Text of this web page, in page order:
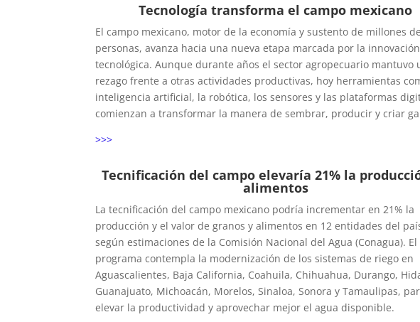
Tecnología transforma el campo mexicano
El campo mexicano, motor de la economía y sustento de millones de
personas, avanza hacia una nueva etapa marcada por la innovación
tecnológica. Aunque durante años el sector agropecuario mantuvo
rezago frente a otras actividades productivas, hoy herramientas
inteligencia artificial, la robótica, los sensores y las plataformas
comienzan a transformar la manera de sembrar, producir y criar
>>>
Tecnificación del campo elevaría 21% la
alimentos
La tecnificación del campo mexicano podría incrementar en 21% la
producción y el valor de granos y alimentos en 12 entidades del
según estimaciones de la Comisión Nacional del Agua (Conagua). El
programa contempla la modernización de los sistemas de riego en
Aguascalientes, Baja California, Coahuila, Chihuahua, Durango,
Guanajuato, Michoacán, Morelos, Sinaloa, Sonora y Tamaulipas,
elevar la productividad y aprovechar mejor el agua disponible.